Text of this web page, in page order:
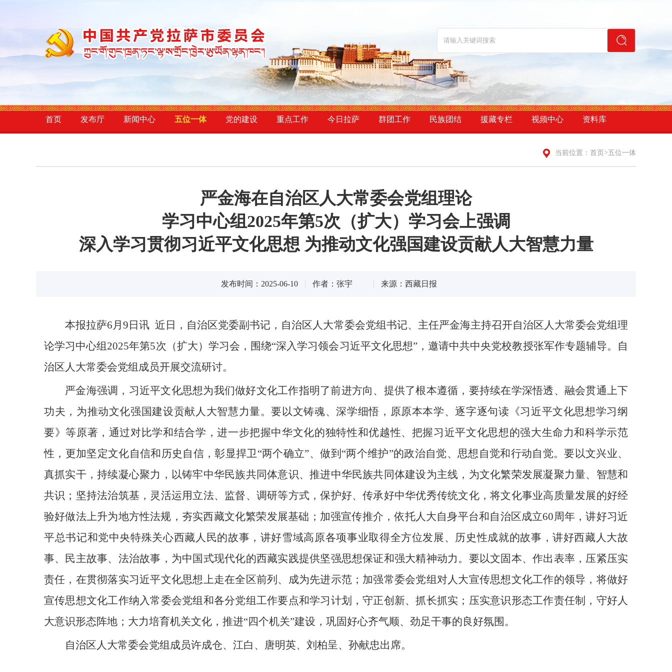
首页 发布厅 新闻中心 五位一体 党的建设 重点工作 今日拉萨 群团工作 民族团结 援藏专栏 视频中心 资料库
当前位置： 首页 >五位一体
严金海在自治区人大常委会党组理论
学习中心组2025年第5次（扩大）学习会上强调
深入学习贯彻习近平文化思想 为推动文化强国建设贡献人大智慧力量
发布时间：2025-06-10 作者：张宇 来源：西藏日报
本报拉萨6月9日讯 近日，自治区党委副书记，自治区人大常委会党组书记、主任严金海主持召开自治区人大常委会党组理
论学习中心组2025年第5次（扩大）学习会，围绕“深入学习领会习近平文化思想”，邀请中共中央党校教授张军作专题辅导。自
治区人大常委会党组成员开展交流研讨。
严金海强调，习近平文化思想为我们做好文化工作指明了前进方向、提供了根本遵循，要持续在学深悟透、融会贯通上下
功夫，为推动文化强国建设贡献人大智慧力量。要以文铸魂、深学细悟，原原本本学、逐字逐句读《习近平文化思想学习纲
要》等原著，通过对比学和结合学，进一步把握中华文化的独特性和优越性、把握习近平文化思想的强大生命力和科学示范
性，更加坚定文化自信和历史自信，彰显捍卫“两个确立”、做到“两个维护”的政治自觉、思想自觉和行动自觉。要以文兴业、
真抓实干，持续凝心聚力，以铸牢中华民族共同体意识、推进中华民族共同体建设为主线，为文化繁荣发展凝聚力量、智慧和
共识；坚持法治筑基，灵活运用立法、监督、调研等方式，保护好、传承好中华优秀传统文化，将文化事业高质量发展的好经
验好做法上升为地方性法规，夯实西藏文化繁荣发展基础；加强宣传推介，依托人大自身平台和自治区成立60周年，讲好习近
平总书记和党中央特殊关心西藏人民的故事，讲好雪域高原各项事业取得全方位发展、历史性成就的故事，讲好西藏人大故
事、民主故事、法治故事，为中国式现代化的西藏实践提供坚强思想保证和强大精神动力。要以文固本、作出表率，压紧压实
责任，在贯彻落实习近平文化思想上走在全区前列、成为先进示范；加强常委会党组对人大宣传思想文化工作的领导，将做好
宣传思想文化工作纳入常委会党组和各分党组工作要点和学习计划，守正创新、抓长抓实；压实意识形态工作责任制，守好人
大意识形态阵地；大力培育机关文化，推进“四个机关”建设，巩固好心齐气顺、劲足干事的良好氛围。
自治区人大常委会党组成员许成仓、江白、唐明英、刘柏呈、孙献忠出席。